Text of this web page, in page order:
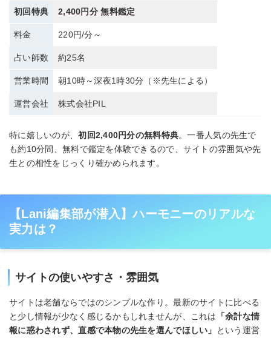
初回特典 2,400円分 無料鑑定
料金 220円/分～
占い師数 約25名
営業時間 朝10時～深夜1時30分（※先生による）
運営会社 株式会社PIL
特に嬉しいのが、初回2,400円分の無料特典。一番人気の先生で
も約10分間、無料で鑑定を体験できるので、サイトの雰囲気や先
生との相性をじっくり確かめられます。
【Lani編集部が潜入】ハーモニーのリアルな
実力は？
サイトの使いやすさ・雰囲気
サイトは老舗ならではのシンプルな作り。最新のサイトに比べる
と少し情報が少なく感じるかもしれませんが、これは
「余計な情
報に惑わされず、直感で本物の先生を選んでほしい」
という運営